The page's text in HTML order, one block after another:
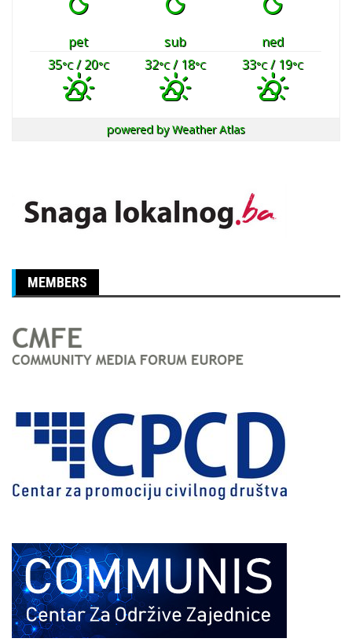
pet sub
ned
35°C/ 20°C 32°C/ 18°C 33°C/ 19°C
powered byWeather Atlas
MEMBERS